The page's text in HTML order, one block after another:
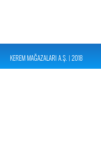
KEREM MAĞAZALARI A.Ş. | 2018